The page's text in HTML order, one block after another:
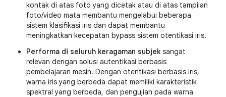
kontak di atas foto yang dicetak atau di atas tampilan
foto/video mata membantu mengelabui beberapa
sistem klasifikasi iris dan dapat membantu
meningkatkan kecepatan bypass sistem otentikasi iris.
Performa di seluruh keragaman subjek sangat
relevan dengan solusi autentikasi berbasis
pembelajaran mesin. Dengan otentikasi berbasis iris,
warna iris yang berbeda dapat memiliki karakteristik
spektral yang berbeda, dan pengujian pada warna